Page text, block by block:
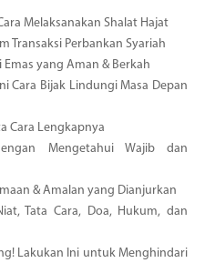
Melaksanakan Shalat Hajat
Transaksi Perbankan Syariah
yang Aman & Berkah
Cara Bijak Lindungi Masa Depan
Cara Lengkapnya
Mengetahui Wajib dan
& Amalan yang Dianjurkan
Tata Cara, Doa, Hukum, dan
Lakukan Ini untuk Menghindari